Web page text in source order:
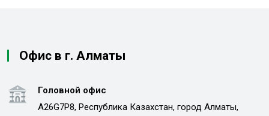
Офис в г. Алматы
Головной офис
A26G7P8, Республика Казахстан, город Алматы,